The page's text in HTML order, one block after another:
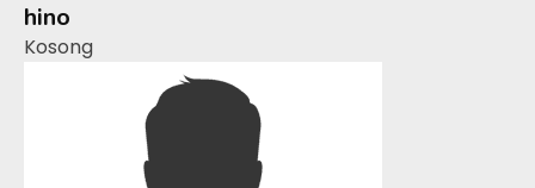
hino
Kosong